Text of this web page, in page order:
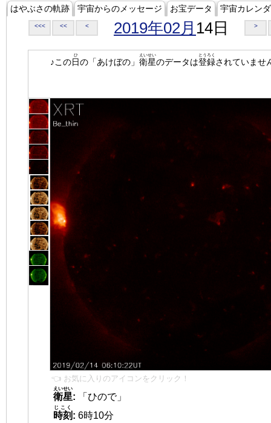
はやぶさの軌跡 宇宙からのメッセージ お宝データ 宇宙カレン
<<< << < 2019年02月 14日 >
♪この日
ひ
の「あけぼの」 衛星
えいせい
のデータは登録
とうろく
されていませ
👈 お気に入りのアイコンをクリック！
衛星
えいせい
:
「ひので」
時刻
じこく
: 6時10分